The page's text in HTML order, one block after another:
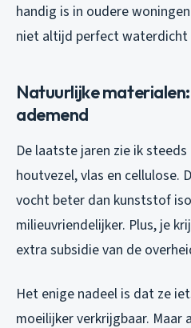
handig is in oudere
niet altijd perfect waterdicht
Natuurlijke
ademend
De laatste jaren zie ik
houtvezel, vlas en cellulose.
vocht beter dan kunststof
milieuvriendelijker. Plus, je
extra subsidie van de
Het enige nadeel is dat ze
moeilijker verkrijgbaar. Maar